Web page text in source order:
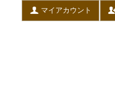
マイアカウント